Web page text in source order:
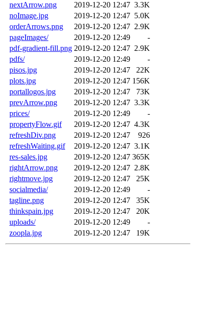
nextArrow.png
2019-12-20 12:47 3.3K
noImage.jpg
2019-12-20 12:47 5.0K
orderArrows.png
2019-12-20 12:47 2.9K
pageImages/
2019-12-20 12:49
-
pdf-gradient-fill.png 2019-12-20 12:47 2.9K
pdfs/
2019-12-20 12:49
-
pisos.jpg
2019-12-20 12:47
22K
plots.jpg
2019-12-20 12:47 156K
portallogos.jpg
2019-12-20 12:47
73K
prevArrow.png
2019-12-20 12:47 3.3K
prices/
2019-12-20 12:49
-
propertyFlow.gif
2019-12-20 12:47 4.3K
refreshDiv.png
2019-12-20 12:47
926
refreshWaiting.gif
2019-12-20 12:47 3.1K
res-sales.jpg
2019-12-20 12:47 365K
rightArrow.png
2019-12-20 12:47 2.8K
rightmove.jpg
2019-12-20 12:47
25K
socialmedia/
2019-12-20 12:49
-
tagline.png
2019-12-20 12:47
35K
thinkspain.jpg
2019-12-20 12:47
20K
uploads/
2019-12-20 12:49
-
zoopla.jpg
2019-12-20 12:47 19K